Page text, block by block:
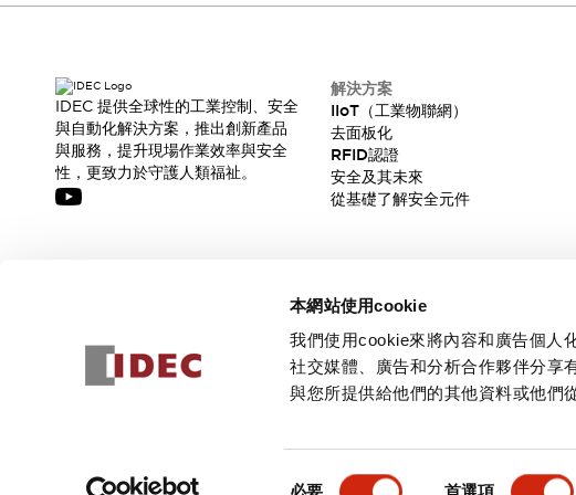
本網站使用cookie
我們使用cookie來將內容和廣告個人
社交媒體、廣告和分析合作夥伴分享
與您所提供給他們的其他資料或他們
必要 首選項
IDEC 提供全球性的工業控制、安全
與自動化解決方案，推出創新產品
與服務，提升現場作業效率與安全
性，更致力於守護人類福祉。
解決方案
IIoT（工業物聯網）
去面板化
RFID認證
安全及其未來
從基礎了解安全元件
訂閱
隱私權政策使用條款